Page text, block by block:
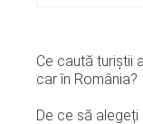
Ce caută turiștii
car în România?
De ce să